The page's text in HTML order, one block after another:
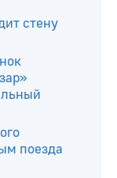
стену
поезда